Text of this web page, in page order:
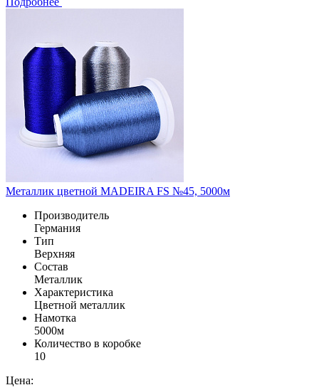
Металлик цветной MADEIRA FS №45, 5000м
Производитель
Германия
Тип
Верхняя
Состав
Металлик
Характеристика
Цветной металлик
Намотка
5000м
Количество в коробке
10
Цена: